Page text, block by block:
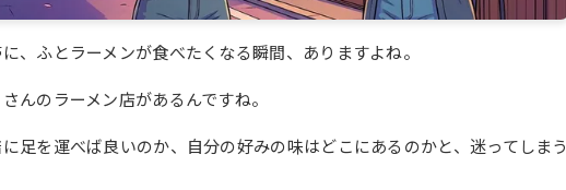
、ふとラーメンが食べたくなる瞬間、ありますよね。
んのラーメン店があるんですね。
足を運べば良いのか、自分の好みの味はどこにあるのかと、迷ってしまう